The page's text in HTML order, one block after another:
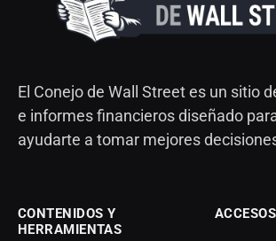
El Conejo de Wall Street es un sitio
e informes financieros diseñado
ayudarte a tomar mejores
CONTENIDOS Y
HERRAMIENTAS